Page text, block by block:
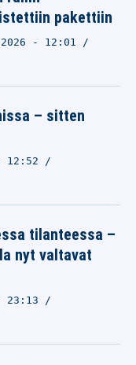
pakettiin
- 12:01
– sitten
12:52
tilanteessa –
nyt valtavat
23:13